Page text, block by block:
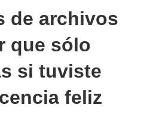
de archivos
que sólo
si tuviste
feliz